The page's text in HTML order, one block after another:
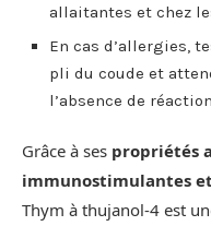
allaitantes et chez
En cas d’allergies,
pli du coude et
l’absence de
Grâce à ses propriétés
immunostimulantes
Thym à thujanol-4 est